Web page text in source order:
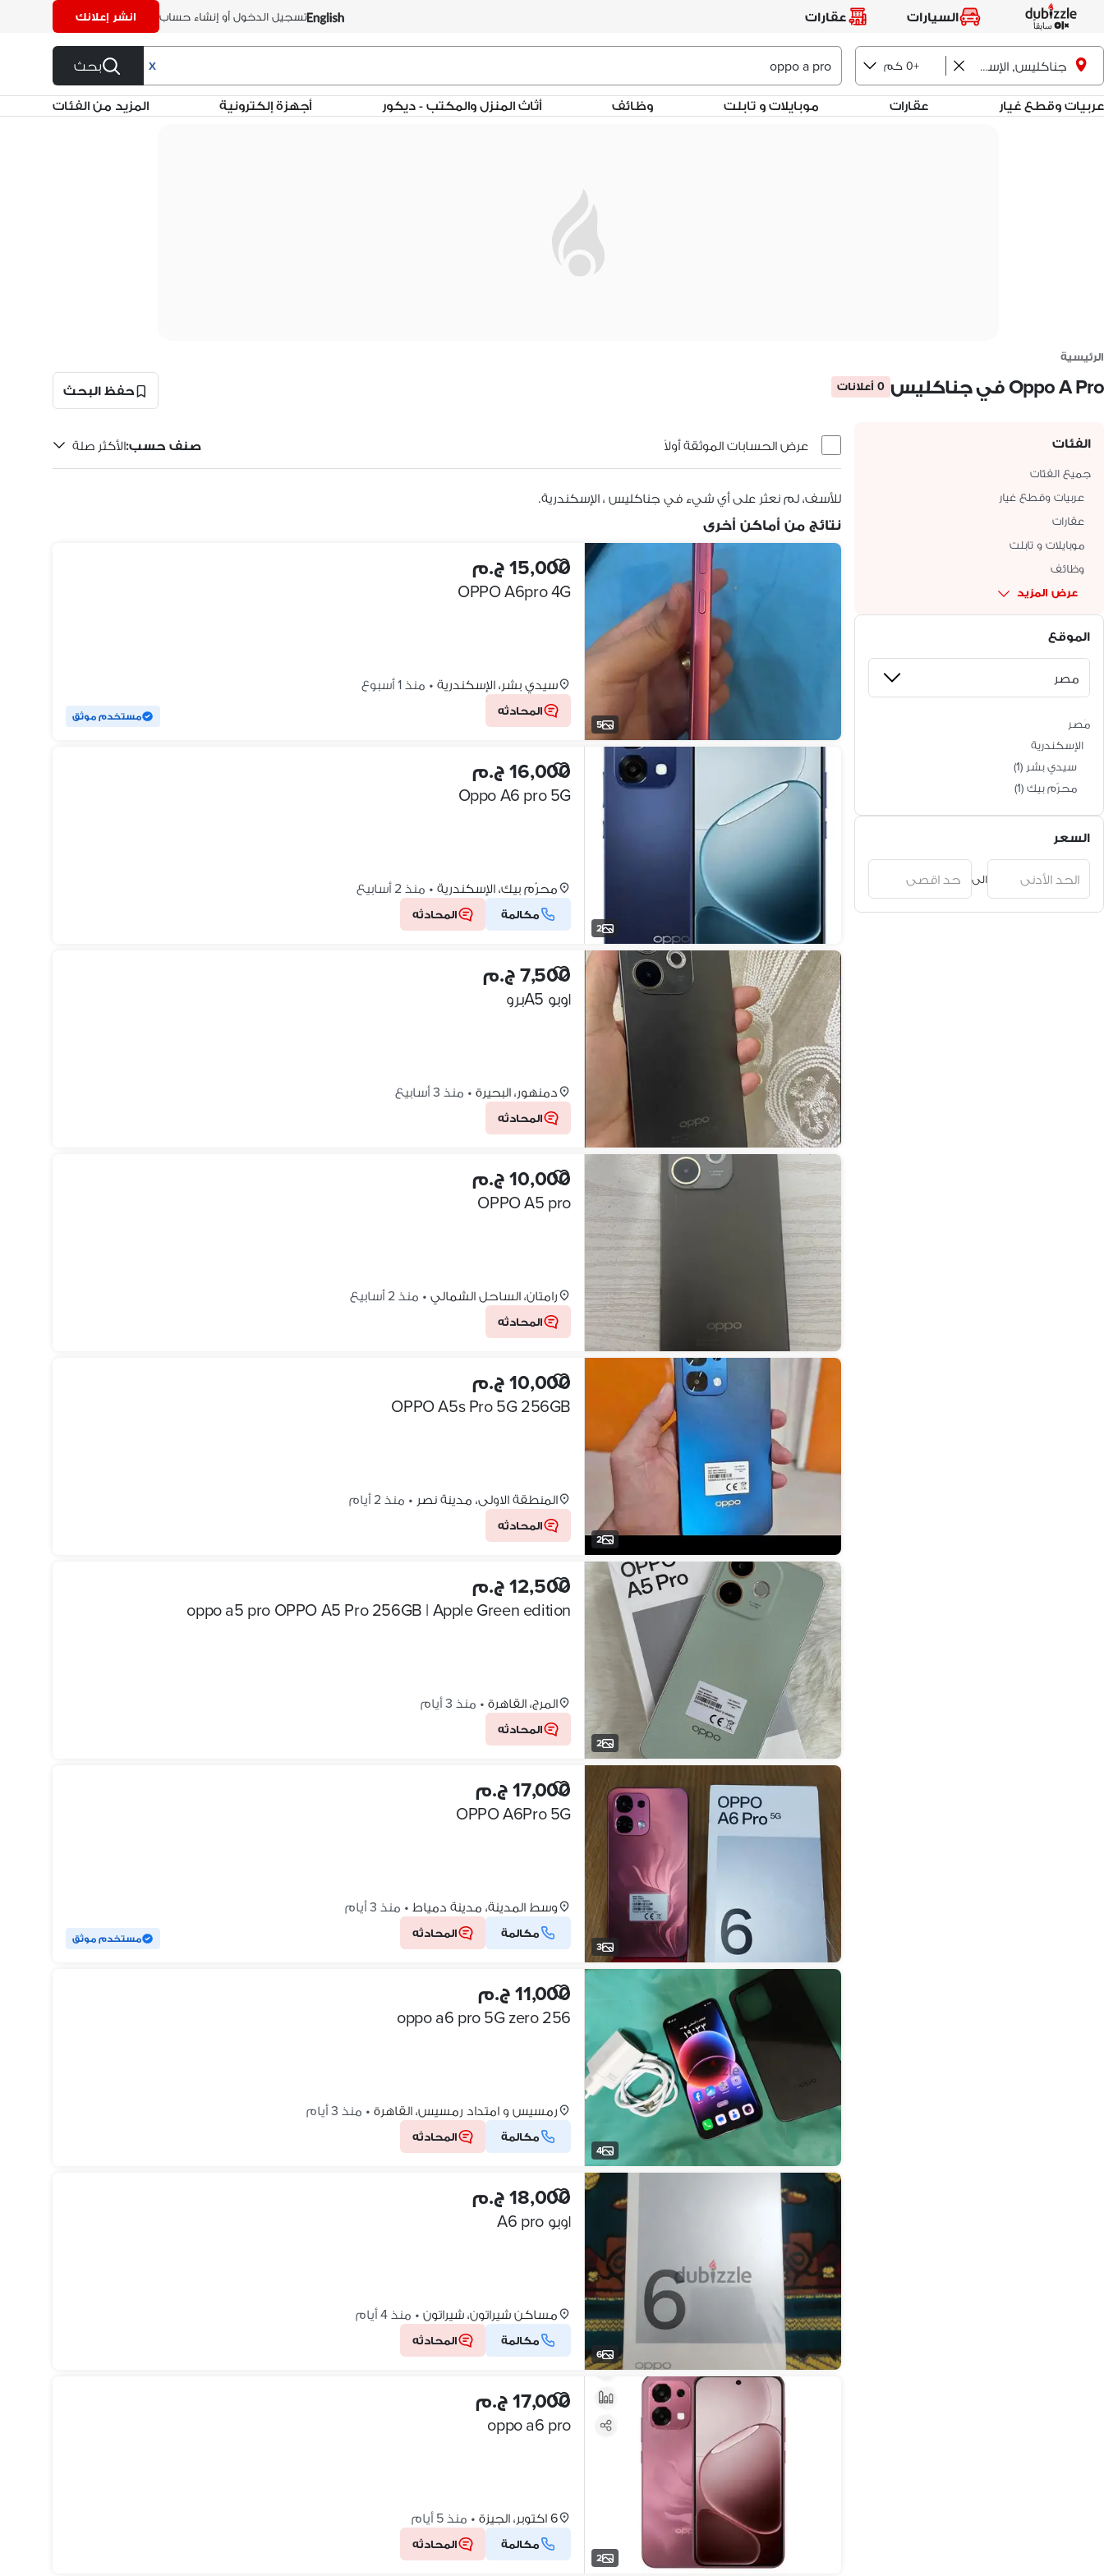
السيارات عقارات تسجيل الدخول أو إنشاء حساب انشر إعلانك
جناكليس, الإسكندرية +0 كم X بحث
عربيات وقطع غيار عقارات موبايلات و تابلت وظائف أثاث المنزل والمكتب - ديكور أجهزة إلكترونية المزيد من الفئات
الرئيسية
Oppo A Pro في جناكليس 0 أعلانات حفظ البحث
الفئات
جميع الفئات
عربيات وقطع غيار
عقارات
موبايلات و تابلت
وظائف
عرض المزيد
الموقع
مَصر
الإسكندرية
سيدي بشر (
1
)
محرّم بيك (
1
)
السعر
الى
عرض الحسابات الموثقة أولاً صنف حسب:الأكثر صلة
للأسف، لم نعثر على أي شيء في جناكليس ، الإسكندرية.
نتائج من أماكن أخرى
5
15,000 ج.م
OPPO A6pro 4G
سيدي بشر، الإسكندرية • منذ 1 أسبوع
المحادثه مستخدم موثق
2
16,000 ج.م
Oppo A6 pro 5G
محرّم بيك، الإسكندرية • منذ 2 أسابيع
مكالمة المحادثه
7,500 ج.م
اوبو A5برو
دمنهور، البحيرة • منذ 3 أسابيع
المحادثه
10,000 ج.م
OPPO A5 pro
رامتان، الساحل الشمالي • منذ 2 أسابيع
المحادثه
2
10,000 ج.م
OPPO A5s Pro 5G 256GB
المنطقة الاولى، مدينة نصر • منذ 2 أيام
المحادثه
2
12,500 ج.م
oppo a5 pro OPPO A5 Pro 256GB | Apple Green edition
المرج، القاهرة • منذ 3 أيام
المحادثه
3
17,000 ج.م
OPPO A6Pro 5G
وسط المدينة، مدينة دمياط • منذ 3 أيام
مكالمة المحادثه مستخدم موثق
4
11,000 ج.م
oppo a6 pro 5G zero 256
رمسيس و امتداد رمسيس، القاهرة • منذ 3 أيام
مكالمة المحادثه
6
18,000 ج.م
اوبو A6 pro
مساكن شيراتون، شيراتون • منذ 4 أيام
مكالمة المحادثه
2
17,000 ج.م
oppo a6 pro
6 اكتوبر، الجيزة • منذ 5 أيام
مكالمة المحادثه